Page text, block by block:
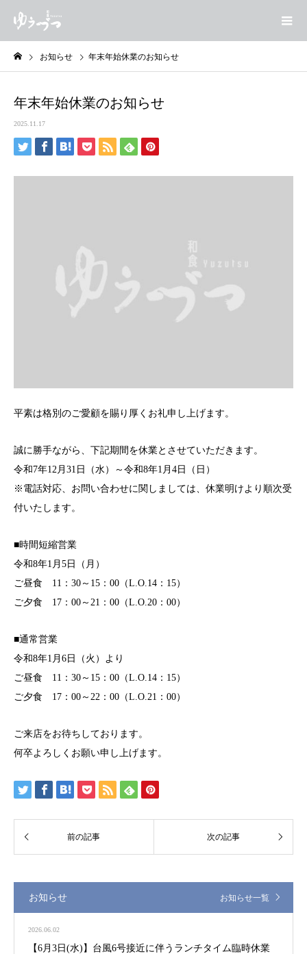
お知らせ 年末年始休業のお知らせ
年末年始休業のお知らせ
2025.11.17
平素は格別のご愛顧を賜り厚くお礼申し上げます。
誠に勝手ながら、下記期間を休業とさせていただきます。
令和7年12月31日（水）～令和8年1月4日（日）
※電話対応、お問い合わせに関しましては、休業明けより順次受
付いたします。
■時間短縮営業
令和8年1月5日（月）
ご昼食 11：30～15：00（L.O.14：15）
ご夕食 17：00～21：00（L.O.20：00）
■通常営業
令和8年1月6日（火）より
ご昼食 11：30～15：00（L.O.14：15）
ご夕食 17：00～22：00（L.O.21：00）
ご来店をお待ちしております。
何卒よろしくお願い申し上げます。
お知らせ お知らせ一覧
2026.06.02
【6月3日(水)】台風6号接近に伴うランチタイム臨時休業